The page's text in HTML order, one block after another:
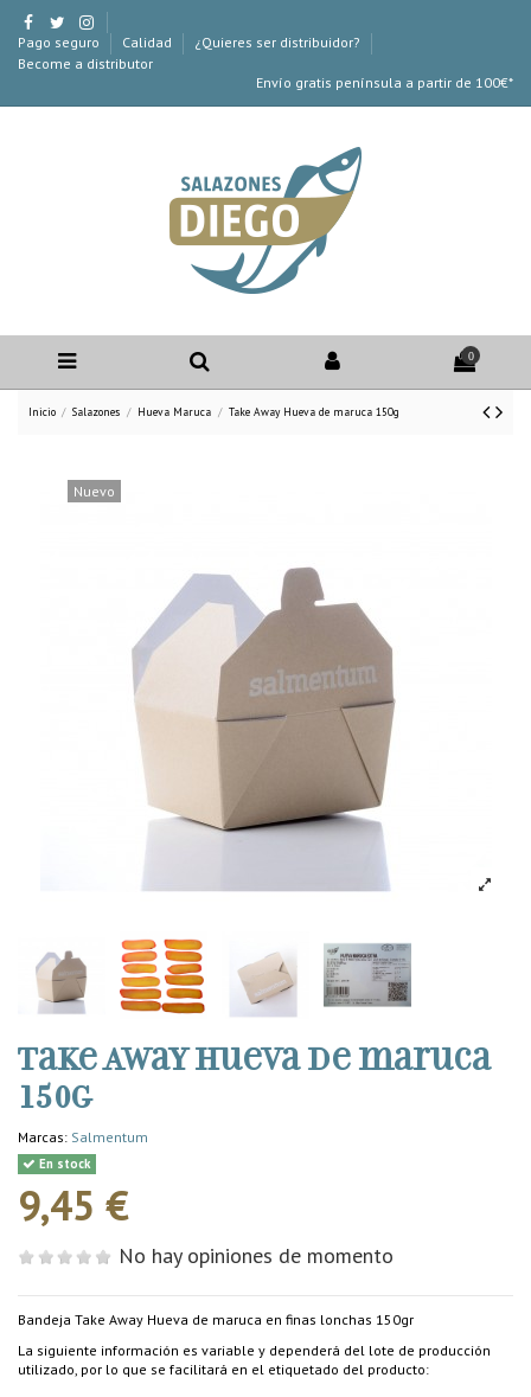
Pago seguro Calidad
¿Quieres ser distribuidor?
Become a distributor
Envío gratis península a partir de 100€*
0
Inicio Salazones Hueva Maruca Take Away Hueva de maruca 150g
Nuevo
Take Away Hueva de maruca
150g
Marcas: Salmentum
En stock
9,45 €
No hay opiniones de momento
Bandeja Take Away Hueva de maruca en finas lonchas 150gr
La siguiente información es variable y dependerá del lote de producción
utilizado, por lo que se facilitará en el etiquetado del producto: